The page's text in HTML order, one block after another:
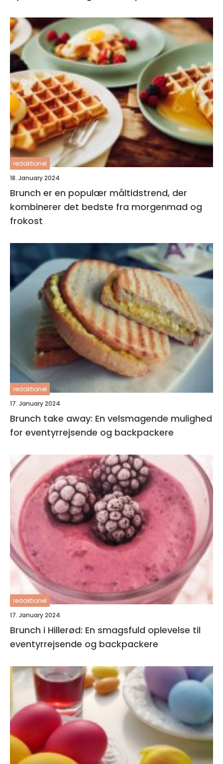
redaktionel
18. January 2024
Brunch er en populær måltidstrend, der
kombinerer det bedste fra morgenmad og
frokost
redaktionel
17. January 2024
Brunch take away: En velsmagende mulighed
for eventyrrejsende og backpackere
redaktionel
17. January 2024
Brunch i Hillerød: En smagsfuld oplevelse til
eventyrrejsende og backpackere